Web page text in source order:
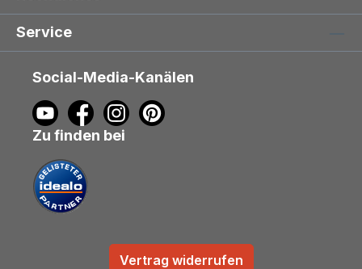
Service
Social-Media-Kanälen
Zu finden bei
Vertrag widerrufen